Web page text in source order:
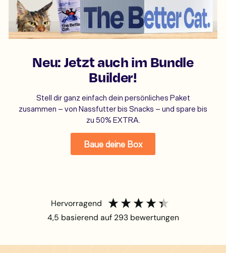
Neu: Jetzt auch im Bundle
Builder!
Stell dir ganz einfach dein persönliches Paket
zusammen – von Nassfutter bis Snacks – und spare bis
zu 50% EXTRA.
Baue deine Box
hervorragend
4,5 basierend auf 293bewertungen